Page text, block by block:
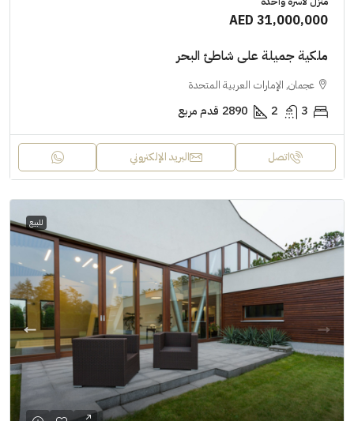
AED 31,000,000
ملكية جميلة على شاطئ البحر
عجمان, الإمارات العربية المتحدة
3
2
2890 قدم مربع
اتصل البريد الإلكتروني
للبيع